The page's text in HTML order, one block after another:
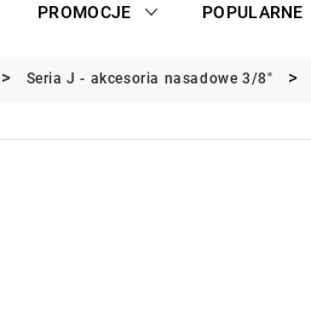
PROMOCJE POPULARNE
Seria J - akcesoria nasadowe 3/8"